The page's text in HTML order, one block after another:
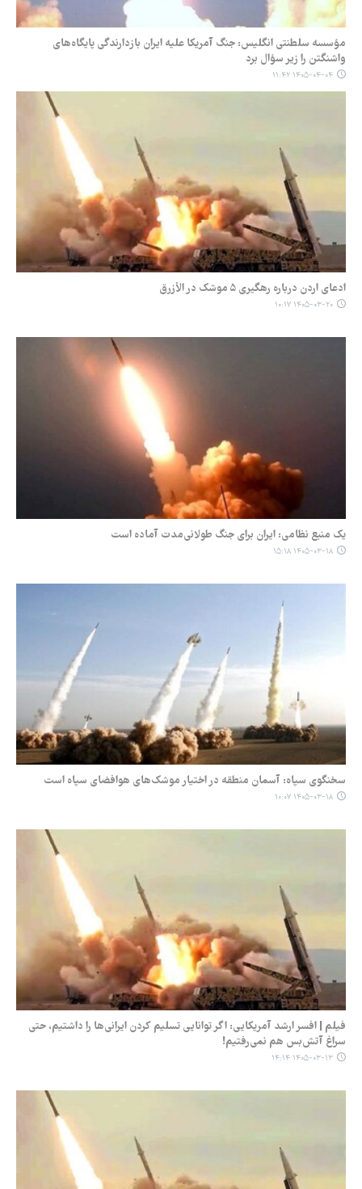
مؤسسه سلطنتی انگلیس: جنگ آمریکا علیه ایران بازدارندگی پایگاه‌های
واشنگتن را زیر سؤال برد
۱۴۰۵-۰۴-۰۴ ۱۱:۴۲
ادعای اردن درباره رهگیری ۵ موشک در الأزرق
۱۴۰۵-۰۳-۲۰ ۱۰:۱۷
یک منبع نظامی: ایران برای جنگ طولانی‌مدت آماده است
۱۴۰۵-۰۳-۱۸ ۱۵:۱۸
سخنگوی سپاه: آسمان منطقه در اختیار موشک‌های هوافضای سپاه است
۱۴۰۵-۰۳-۱۸ ۱۰:۰۷
فیلم | افسر ارشد آمریکایی: اگر توانایی تسلیم کردن ایرانی‌ها را داشتیم، حتی
سراغ آتش‌بس هم نمی‌رفتیم!
۱۴۰۵-۰۳-۱۳ ۱۴:۱۴